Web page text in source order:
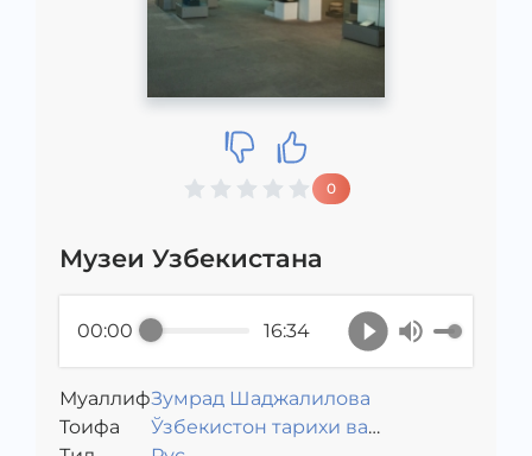
0
Музеи Узбекистана
00:00 16:34
МуаллифЗумрад Шаджалилова
Toифа
Ўзбекистон тарихи ва